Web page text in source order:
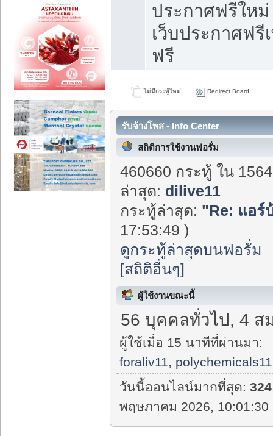
ประกาศฟรีให
เว็บประกาศฟรี
ฟรี
ไม่มีกระทู้ใหม่ Redirect Board
รับจ้างโพส - Info Center
สถิติการใช้งานฟอรั่ม
460660 กระทู้ ใน
ล่าสุด: dilive11
กระทู้ล่าสุด: "Re: แอร์
17:53:49 )
ดูกระทู้ล่าสุดบนฟอรั่ม
[สถิติอื่นๆ]
ผู้ใช้งานขณะนี้
56 บุคคลทั่วไป, 4 ส
ผู้ใช้เมื่อ 15 นาทีที่ผ่านมา:
foraliv11, polychemicals11
วันนี้ออนไลน์มากที่สุด:324
พฤษภาคม 2026, 10:01:30